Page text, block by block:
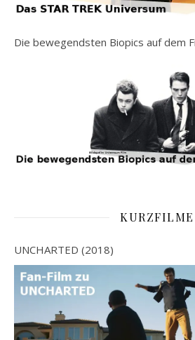
Die bewegendsten Biopics auf dem
KURZFILME
UNCHARTED (2018)